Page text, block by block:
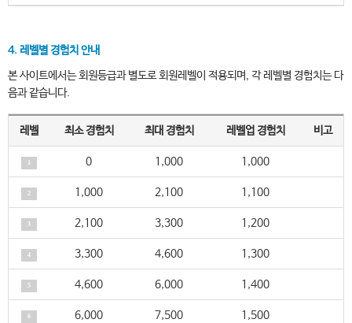
4. 레벨별 경험치 안내
본 사이트에서는 회원등급과 별도로 회원레벨이 적용되며, 각 레벨별 경험치는 다
음과 같습니다.
레벨 최소 경험치 최대 경험치 레벨업 경험치 비고
0 1,000 1,000
2 1,000 2,100 1,100
3 2,100 3,300 1,200
4 3,300 4,600 1,300
5 4,600 6,000 1,400
6 6,000 7,500 1,500